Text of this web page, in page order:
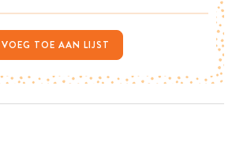
VOEG TOE AAN LIJST